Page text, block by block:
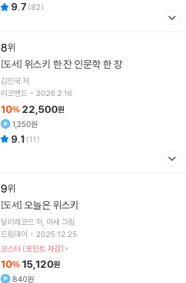
9.7 (82)
8
[도서] 위스키 한 잔 인문학 한 장
김진국저
리코멘드
2026.2.16.
10% 22,500원
1,250원
9.1 (11)
9
[도서] 오늘은 위스키
달리레코드 저 이새 그림
드림데이
2025.12.25.
코스터 (포인트 차감)
10% 15,120원
840원